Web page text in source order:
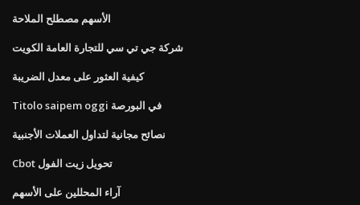
الأسهم مصطلح الملاحة
شركة جي تي سي للتجارة العامة الكويت
كيفية العثور على معدل الضريبة
Titolo saipem oggi في البورصة
نصائح مجانية لتداول العملات الأجنبية
Cbot تحويل زيت الفول
آراء المحللين على الأسهم